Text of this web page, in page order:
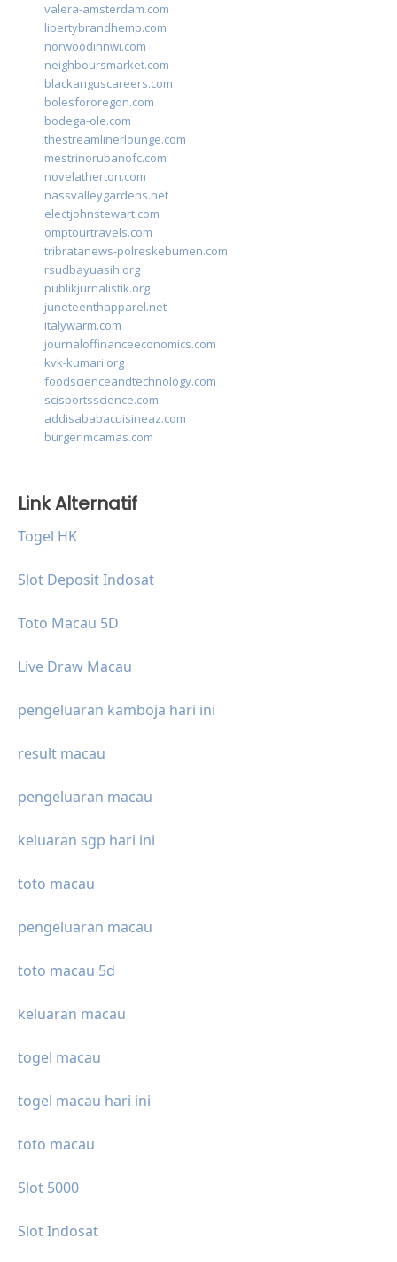
valera-amsterdam.com
libertybrandhemp.com
norwoodinnwi.com
neighboursmarket.com
blackanguscareers.com
bolesfororegon.com
bodega-ole.com
thestreamlinerlounge.com
mestrinorubanofc.com
novelatherton.com
nassvalleygardens.net
electjohnstewart.com
omptourtravels.com
tribratanews-polreskebumen.com
rsudbayuasih.org
publikjurnalistik.org
juneteenthapparel.net
italywarm.com
journaloffinanceeconomics.com
kvk-kumari.org
foodscienceandtechnology.com
scisportsscience.com
addisababacuisineaz.com
burgerimcamas.com
Link Alternatif
Togel HK
Slot Deposit Indosat
Toto Macau 5D
Live Draw Macau
pengeluaran kamboja hari ini
result macau
pengeluaran macau
keluaran sgp hari ini
toto macau
pengeluaran macau
toto macau 5d
keluaran macau
togel macau
togel macau hari ini
toto macau
Slot 5000
Slot Indosat